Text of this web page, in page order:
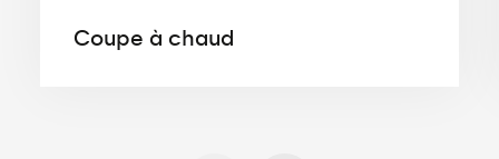
Coupe à chaud